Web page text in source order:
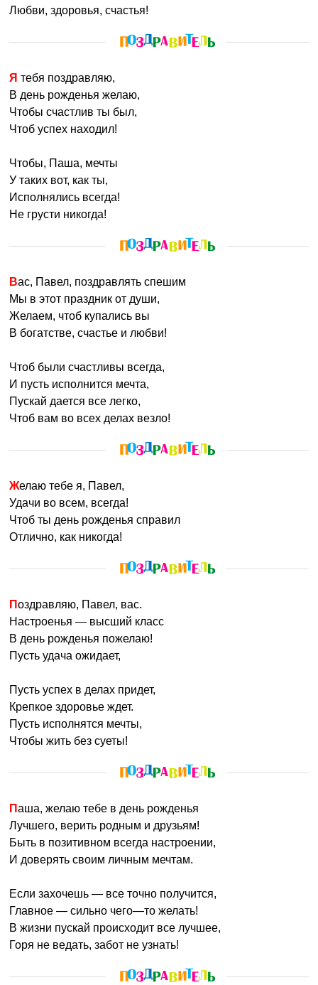
Любви, здоровья, счастья!
Я тебя поздравляю,
В день рожденья желаю,
Чтобы счастлив ты был,
Чтоб успех находил!
Чтобы, Паша, мечты
У таких вот, как ты,
Исполнялись всегда!
Не грусти никогда!
Вас, Павел, поздравлять спешим
Мы в этот праздник от души,
Желаем, чтоб купались вы
В богатстве, счастье и любви!
Чтоб были счастливы всегда,
И пусть исполнится мечта,
Пускай дается все легко,
Чтоб вам во всех делах везло!
Желаю тебе я, Павел,
Удачи во всем, всегда!
Чтоб ты день рожденья справил
Отлично, как никогда!
Поздравляю, Павел, вас.
Настроенья — высший класс
В день рожденья пожелаю!
Пусть удача ожидает,
Пусть успех в делах придет,
Крепкое здоровье ждет.
Пусть исполнятся мечты,
Чтобы жить без суеты!
Паша, желаю тебе в день рожденья
Лучшего, верить родным и друзьям!
Быть в позитивном всегда настроении,
И доверять своим личным мечтам.
Если захочешь — все точно получится,
Главное — сильно чего—то желать!
В жизни пускай происходит все лучшее,
Горя не ведать, забот не узнать!